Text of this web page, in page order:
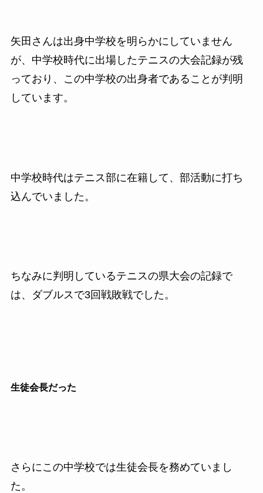
矢田さんは出身中学校を明らかにしていません
が、中学校時代に出場したテニスの大会記録が残
っており、この中学校の出身者であることが判明
しています。
中学校時代はテニス部に在籍して、部活動に打ち
込んでいました。
ちなみに判明しているテニスの県大会の記録で
は、ダブルスで3回戦敗戦でした。
生徒会長だった
さらにこの中学校では生徒会長を務めていまし
た。